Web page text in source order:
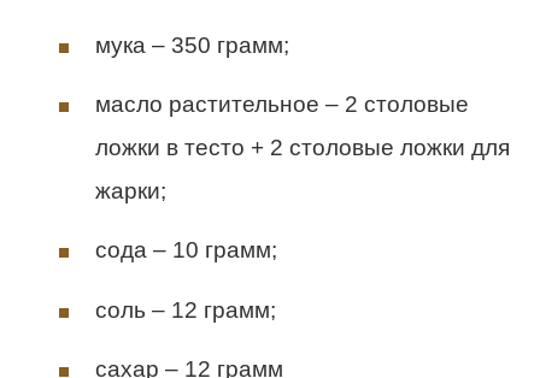
мука – 350 грамм;
масло растительное – 2 столовые
ложки в тесто + 2 столовые ложки для
жарки;
сода – 10 грамм;
соль – 12 грамм;
сахар – 12 грамм